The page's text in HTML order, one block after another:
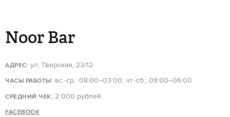
Noor Bar
АДРЕС: ул. Тверская, 23/12
ЧАСЫ РАБОТЫ: вс.-ср.: 08:00–03:00; чт.-сб.: 08:00–06:00
СРЕДНИЙ ЧЕК: 2 000 рублей
FACEBOOK